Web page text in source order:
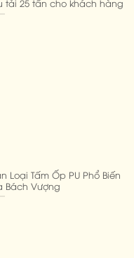
tải 25 tấn cho khách hàng
Loại Tấm Ốp PU Phổ Biến
Bách Vượng